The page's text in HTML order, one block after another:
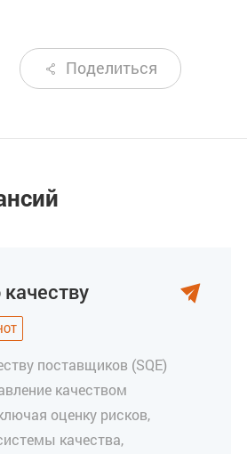
 Поделиться
поставщиков (SQE)
качеством
оценку рисков,
качества,
